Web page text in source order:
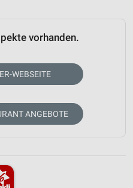
vorhanden.
WEBSEITE
ANGEBOTE